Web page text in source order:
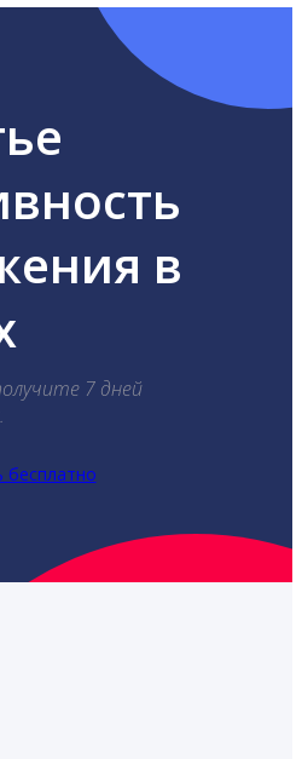
в
7 дней
бесплатно